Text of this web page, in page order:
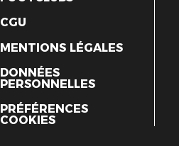
CGU
MENTIONS LÉGALES
DONNÉES
PERSONNELLES
PRÉFÉRENCES
COOKIES